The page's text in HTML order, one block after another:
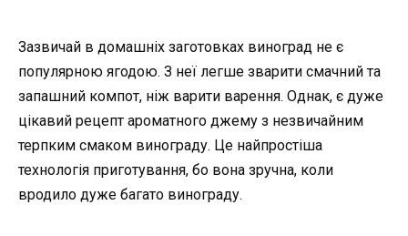
Зазвичай в домашніх заготовках виноград не є
популярною ягодою. З неї легше зварити смачний та
запашний компот, ніж варити варення. Однак, є дуже
цікавий рецепт ароматного джему з незвичайним
терпким смаком винограду. Це найпростіша
технологія приготування, бо вона зручна, коли
вродило дуже багато винограду.